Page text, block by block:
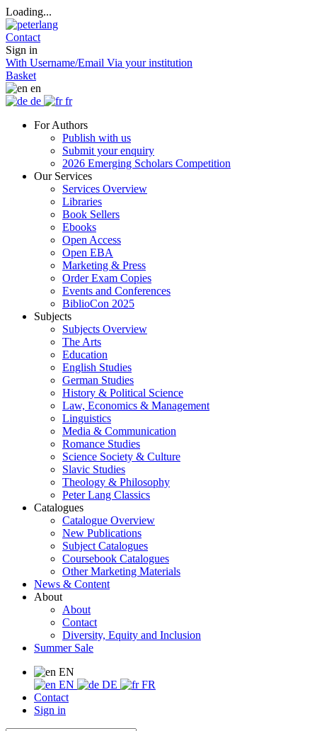
Loading...
Contact
Sign in
With Username/Email Via your institution
Basket
en
de
fr
For Authors
Publish with us
Submit your enquiry
2026 Emerging Scholars Competition
Our Services
Services Overview
Libraries
Book Sellers
Ebooks
Open Access
Open EBA
Marketing & Press
Order Exam Copies
Events and Conferences
BiblioCon 2025
Subjects
Subjects Overview
The Arts
Education
English Studies
German Studies
History & Political Science
Law, Economics & Management
Linguistics
Media & Communication
Romance Studies
Science Society & Culture
Slavic Studies
Theology & Philosophy
Peter Lang Classics
Catalogues
Catalogue Overview
New Publications
Subject Catalogues
Coursebook Catalogues
Other Marketing Materials
News & Content
About
About
Contact
Diversity, Equity and Inclusion
Summer Sale
EN
EN
DE
FR
Contact
Sign in